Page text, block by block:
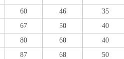
60 46
35
67 50
40
80 60
40
87 68
50